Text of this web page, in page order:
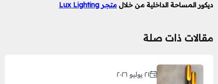
ديكور المساحة الداخلية من خلال متجر Lux Lighting
مقالات ذات صلة
٢١ يوليو ٢٠٢٦